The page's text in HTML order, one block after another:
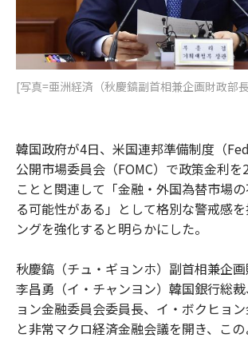
[写真=亜洲経済（秋慶鎬副首相兼企画財政部
韓国政府が4日、米国連邦準備制度（
公開市場委員会（FOMC）で政策金利
ことと関連して「金融・外国為替市場
る可能性がある」として格別な警戒感
ングを強化すると明らかにした。
秋慶鎬（チュ・ギョンホ）副首相兼企画
李昌勇（イ・チャンヨン）韓国銀行総
ョン金融委員会委員長、イ・ボクヒョ
と非常マクロ経済金融会議を開き、この